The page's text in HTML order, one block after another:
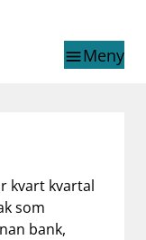
menuMeny
page
kvart kvartal
som
bank,